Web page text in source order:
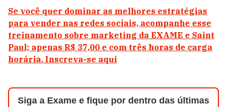
Se você quer dominar as melhores estratégias
para vender nas redes sociais, acompanhe esse
treinamento sobre marketing da EXAME e Saint
Paul; apenas R$ 37,00 e com três horas de carga
horária. Inscreva-se aqui
Siga a Exame e fique por dentro das últimas